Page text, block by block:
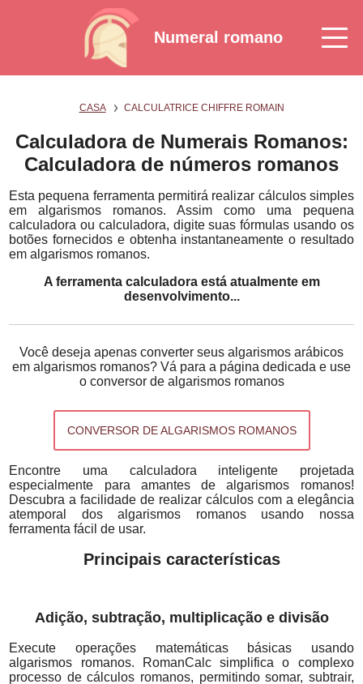
Numeral romano
CASA CALCULATRICE CHIFFRE ROMAIN
Calculadora de Numerais Romanos:
Calculadora de números romanos
Esta pequena ferramenta permitirá realizar cálculos simples
em algarismos romanos. Assim como uma pequena
calculadora ou calculadora, digite suas fórmulas usando os
botões fornecidos e obtenha instantaneamente o resultado
em algarismos romanos.
A ferramenta calculadora está atualmente em
desenvolvimento...
Você deseja apenas converter seus algarismos arábicos
em algarismos romanos? Vá para a página dedicada e use
o conversor de algarismos romanos
CONVERSOR DE ALGARISMOS ROMANOS
Encontre uma calculadora inteligente projetada
especialmente para amantes de algarismos romanos!
Descubra a facilidade de realizar cálculos com a elegância
atemporal dos algarismos romanos usando nossa
ferramenta fácil de usar.
Principais características
Adição, subtração, multiplicação e divisão
Execute operações matemáticas básicas usando
algarismos romanos. RomanCalc simplifica o complexo
processo de cálculos romanos, permitindo somar, subtrair,